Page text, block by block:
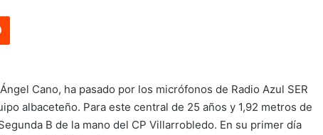
Cano, ha pasado por los micrófonos de Radio Azul SER
albaceteño. Para este central de 25 años y 1,92 metros de
B de la mano del CP Villarrobledo. En su primer día